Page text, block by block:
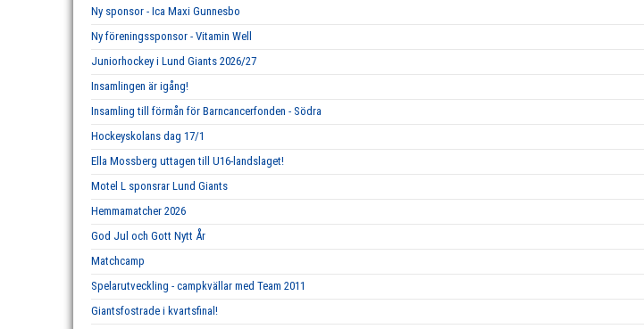
Ny sponsor - Ica Maxi Gunnesbo
Ny föreningssponsor - Vitamin Well
Juniorhockey i Lund Giants 2026/27
Insamlingen är igång!
Insamling till förmån för Barncancerfonden - Södra
Hockeyskolans dag 17/1
Ella Mossberg uttagen till U16-landslaget!
Motel L sponsrar Lund Giants
Hemmamatcher 2026
God Jul och Gott Nytt År
Matchcamp
Spelarutveckling - campkvällar med Team 2011
Giantsfostrade i kvartsfinal!